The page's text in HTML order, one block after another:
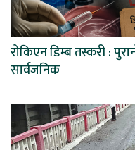
रोकिएन डिम्ब तस्करी :
सार्वजनिक